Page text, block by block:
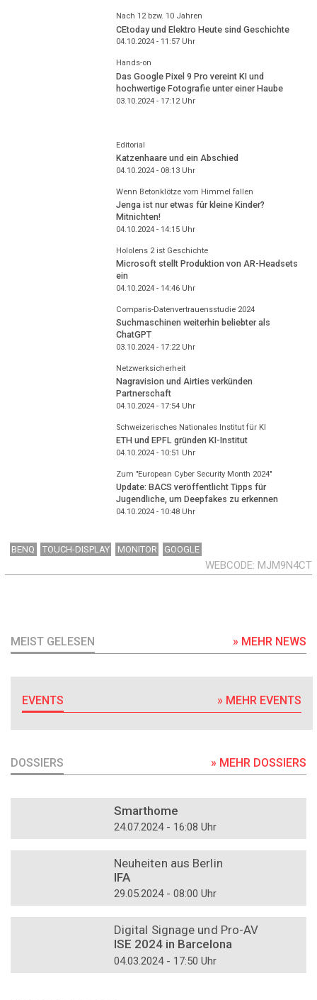
Nach 12 bzw. 10 Jahren
CEtoday und Elektro Heute sind Geschichte
04.10.2024 - 11:57Uhr
Hands-on
Das Google Pixel 9 Pro vereint KI und
hochwertige Fotografie unter einer Haube
03.10.2024 - 17:12Uhr
Editorial
Katzenhaare und ein Abschied
04.10.2024 - 08:13Uhr
Wenn Betonklötze vom Himmel fallen
Jenga ist nur etwas für kleine Kinder?
Mitnichten!
04.10.2024 - 14:15Uhr
Hololens 2 ist Geschichte
Microsoft stellt Produktion von AR-Headsets
ein
04.10.2024 - 14:46Uhr
Comparis-Datenvertrauensstudie 2024
Suchmaschinen weiterhin beliebter als
ChatGPT
03.10.2024 - 17:22Uhr
Netzwerksicherheit
Nagravision und Airties verkünden
Partnerschaft
04.10.2024 - 17:54Uhr
Schweizerisches Nationales Institut für KI
ETH und EPFL gründen KI-Institut
04.10.2024 - 10:51 Uhr
Zum "European Cyber Security Month 2024"
Update: BACS veröffentlicht Tipps für
Jugendliche, um Deepfakes zu erkennen
04.10.2024 - 10:48Uhr
BENQ TOUCH-DISPLAY MONITOR GOOGLE
WEBCODE MJM9N4CT
MEIST GELESEN » MEHR NEWS
EVENTS » MEHR EVENTS
DOSSIERS » MEHR DOSSIERS
Smarthome
24.07.2024 - 16:08 Uhr
Neuheiten aus Berlin
IFA
29.05.2024 - 08:00 Uhr
Digital Signage und Pro-AV
ISE 2024 in Barcelona
04.03.2024 - 17:50 Uhr